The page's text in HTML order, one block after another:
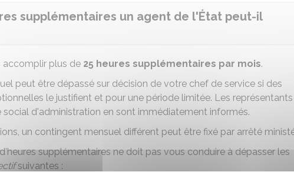
supplémentaires un agent de l'État peut-il
accomplir plus de 25 heures supplémentaires par mois.
peut être dépassé sur décision de votre chef de service si des
le justifient et pour une période limitée. Les
social d'administration en sont immédiatement informés.
un contingent mensuel différent peut être fixé par arrêté
supplémentaires ne doit pas vous conduire à dépasser les
suivantes :